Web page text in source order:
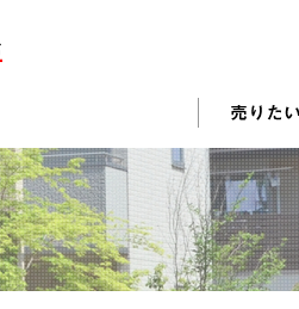
売却されたお客様の声
不動産購入に関するよくある質問